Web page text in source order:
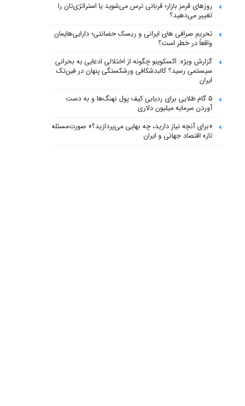
روزهای قرمز بازار؛ قربانی ترس می‌شوید یا استراتژی‌تان را
تغییر می‌دهید؟
تحریم صرافی های ایرانی و ریسک حضانتی؛ دارایی‌هایمان
واقعاً در خطر است؟
گزارش ویژه: اکسکوینو چگونه از اختلالی ادعایی به بحرانی
سیستمی رسید؟ کالبدشکافی ورشکستگی پنهان در فین‌تک
ایران
۵ گام طلایی برای ردیابی کیف پول‌ نهنگ‌ها و به دست
آوردن سرمایه میلیون دلاری
«برای آنچه نیاز دارید، چه بهایی می‌پردازید؟» صورت‌مسئله
تازه اقتصاد جهانی و ایران